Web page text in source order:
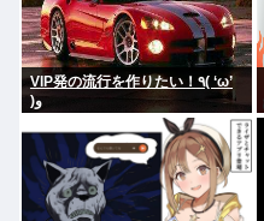
VIP発の流行を作りたい！٩( ‘ω’
)و